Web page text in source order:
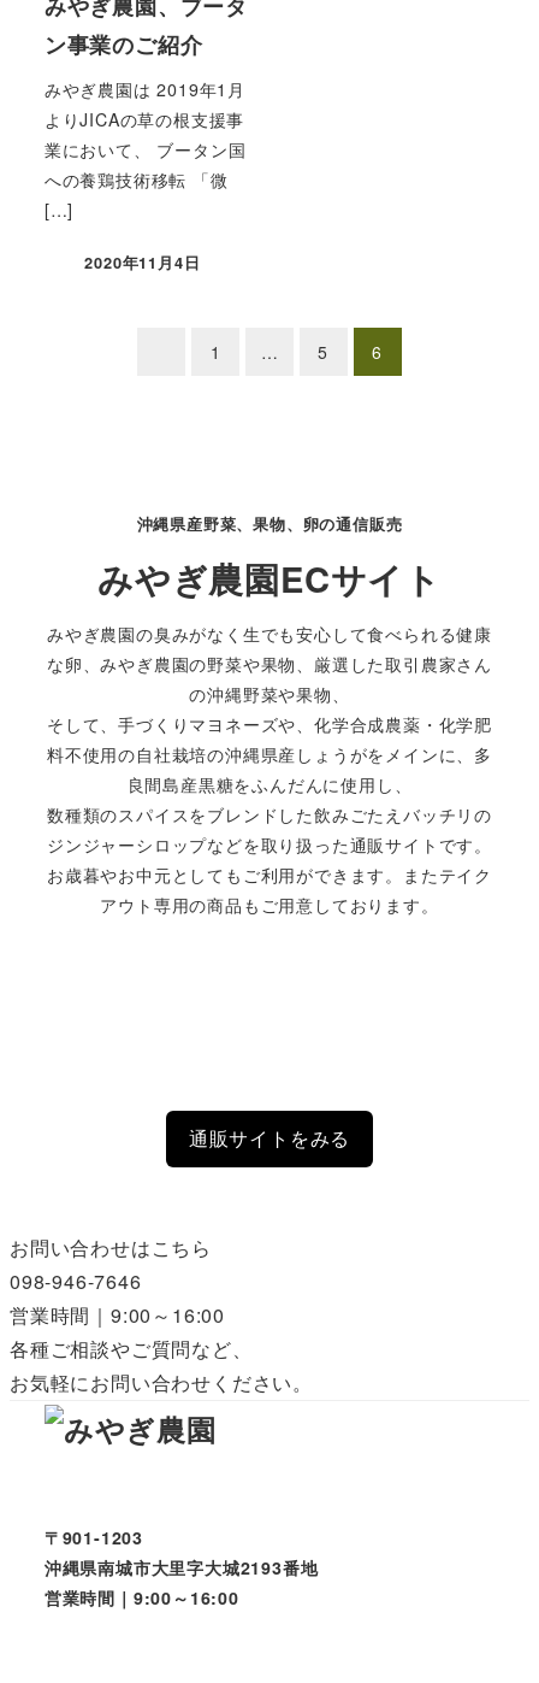
ン事業のご紹介
みやぎ農園は 2019年1月
よりJICAの草の根支援事
業において、 ブータン国
への養鶏技術移転 「微
[…]
投稿日
2020年11月4日
送
1 … 5 6
沖縄県産野菜、果物、卵の通信販売
みやぎ農園ECサイト
みやぎ農園の臭みがなく生でも安心して食べられる健康
な卵、みやぎ農園の野菜や果物、厳選した取引農家さん
の沖縄野菜や果物、
そして、手づくりマヨネーズや、化学合成農薬・化学肥
料不使用の自社栽培の沖縄県産しょうがをメインに、多
良間島産黒糖をふんだんに使用し、
数種類のスパイスをブレンドした飲みごたえバッチリの
ジンジャーシロップなどを取り扱った通販サイトです。
お歳暮やお中元としてもご利用ができます。またテイク
アウト専用の商品もご用意しております。
通販サイトをみる
お問い合わせはこちら
098-946-7646
営業時間｜9:00～16:00
各種ご相談やご質問など、
お気軽にお問い合わせください。
〒901-1203
沖縄県南城市大里字大城2193番地
営業時間｜9:00～16:00